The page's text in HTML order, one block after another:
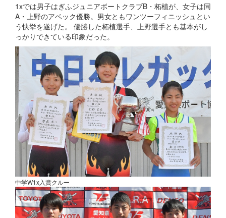
1xでは男子はぎふジュニアボートクラブB・柘植が、女子は同
A・上野のアベック優勝。男女ともワンツーフィニッシュとい
う快挙を遂げた。 優勝した柘植選手、上野選手とも基本がし
っかりできている印象だった。
中学W1x入賞クルー